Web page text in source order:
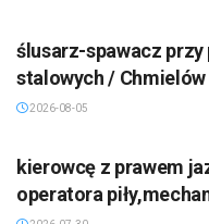
ślusarz-spawacz
stalowych / Chmielów
2026-08-05
kierowcę z prawem
operatora